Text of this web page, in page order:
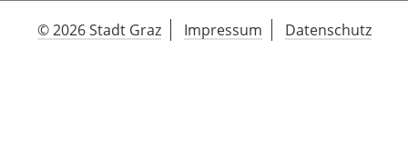
© 2026 Stadt Graz Impressum Datenschutz